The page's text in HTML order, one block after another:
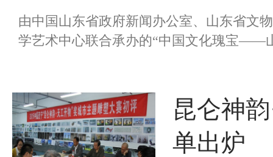
由中国山东省政府新闻办公室、山东省文
学艺术中心联合承办的“中国文化瑰宝——
昆仑神
单出炉